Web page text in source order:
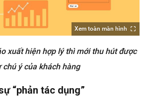
Xem toàn màn hình
xuất hiện hợp lý thì mới thu hút được
chú ý của khách hàng
“phản tác dụng”